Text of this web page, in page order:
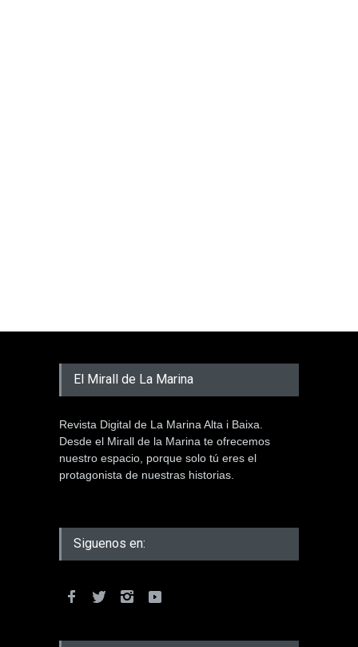
El Mirall de La Marina
Revista Digital de La Marina Alta i Baixa.
Desde el Mirall de la Marina te ofrecemos
nuestro espacio, porque solo tú eres el
protagonista de nuestras historias.
Siguenos en: